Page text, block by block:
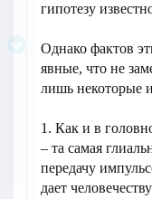
гипотезу
Однако фактов
явные, что не
лишь некоторые
1. Как и в
– та самая
передачу
дает